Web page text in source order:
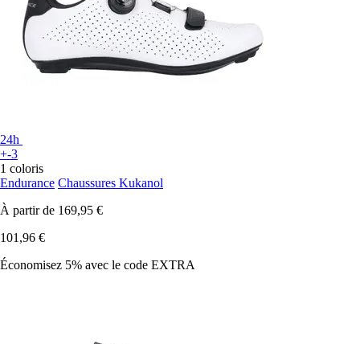
24h
+-3
1 coloris
Endurance Chaussures Kukanol
À partir de 169,95 €
101,96 €
Économisez 5% avec le code EXTRA